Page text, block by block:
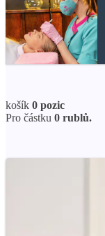
košík 0 pozic
Pro částku 0 rublů.